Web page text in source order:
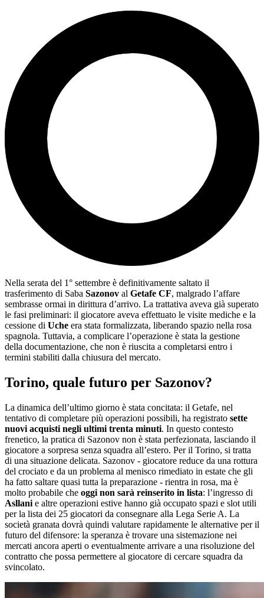
Nella serata del 1° settembre è definitivamente saltato il
trasferimento di Saba Sazonov al Getafe CF, malgrado l’affare
sembrasse ormai in dirittura d’arrivo. La trattativa aveva già superato
le fasi preliminari: il giocatore aveva effettuato le visite mediche e la
cessione di Uche era stata formalizzata, liberando spazio nella rosa
spagnola. Tuttavia, a complicare l’operazione è stata la gestione
della documentazione, che non è riuscita a completarsi entro i
termini stabiliti dalla chiusura del mercato.
Torino, quale futuro per Sazonov?
La dinamica dell’ultimo giorno è stata concitata: il Getafe, nel
tentativo di completare più operazioni possibili, ha registrato sette
nuovi acquisti negli ultimi trenta minuti. In questo contesto
frenetico, la pratica di Sazonov non è stata perfezionata, lasciando il
giocatore a sorpresa senza squadra all’estero. Per il Torino, si tratta
di una situazione delicata. Sazonov - giocatore reduce da una rottura
del crociato e da un problema al menisco rimediato in estate che gli
ha fatto saltare quasi tutta la preparazione - rientra in rosa, ma è
molto probabile che oggi non sarà reinserito in lista: l’ingresso di
Asllani e altre operazioni estive hanno già occupato spazi e slot utili
per la lista dei 25 giocatori da consegnare alla Lega Serie A. La
società granata dovrà quindi valutare rapidamente le alternative per il
futuro del difensore: la speranza è trovare una sistemazione nei
mercati ancora aperti o eventualmente arrivare a una risoluzione del
contratto che possa permettere al giocatore di cercare squadra da
svincolato.